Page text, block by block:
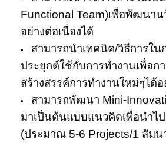
Functional Team)เพื่อพัฒนาน
อย่างต่อเนื่องได้
สามารถนำเทคนิค/วิธีการใน
ประยุกต์ใช้กับการทำงานเพื่อ
สร้างสรรค์การทำงานใหม่ๆได้
สามารถพัฒนา Mini-
มาเป็นต้นแบบแนวคิดเพื่อนำไ
(ประมาณ 5-6 Projects/1 สัมน